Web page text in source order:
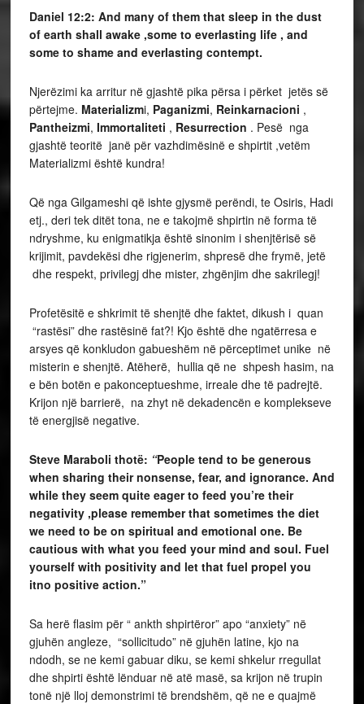
Daniel 12:2: And many of them that sleep in the dust
of earth shall awake ,some to everlasting life , and
some to shame and everlasting contempt.
Njerëzimi ka arritur në gjashtë pika përsa i përket jetës së
përtejme. Materializmi, Paganizmi, Reinkarnacioni ,
Pantheizmi, Immortaliteti , Resurrection . Pesë nga
gjashtë teoritë janë për vazhdimësinë e shpirtit ,vetëm
Materializmi është kundra!
Që nga Gilgameshi që ishte gjysmë perëndi, te Osiris, Hadi
etj., deri tek ditët tona, ne e takojmë shpirtin në forma të
ndryshme, ku enigmatikja është sinonim i shenjtërisë së
krijimit, pavdekësi dhe rigjenerim, shpresë dhe frymë, jetë
dhe respekt, privilegj dhe mister, zhgënjim dhe sakrilegj!
Profetësitë e shkrimit të shenjtë dhe faktet, dikush i quan
“rastësi” dhe rastësinë fat?! Kjo është dhe ngatërresa e
arsyes që konkludon gabueshëm në përceptimet unike në
misterin e shenjtë. Atëherë, hullia që ne shpesh hasim, na
e bën botën e pakonceptueshme, irreale dhe të padrejtë.
Krijon një barrierë, na zhyt në dekadencën e komplekseve
të energjisë negative.
Steve Maraboli thotë: “People tend to be generous
when sharing their nonsense, fear, and ignorance. And
while they seem quite eager to feed you’re their
negativity ,please remember that sometimes the diet
we need to be on spiritual and emotional one. Be
cautious with what you feed your mind and soul. Fuel
yourself with positivity and let that fuel propel you
itno positive action.”
Sa herë flasim për “ ankth shpirtëror” apo “anxiety” në
gjuhën angleze, “sollicitudo” në gjuhën latine, kjo na
ndodh, se ne kemi gabuar diku, se kemi shkelur rregullat
dhe shpirti është lënduar në atë masë, sa krijon në trupin
tonë një lloj demonstrimi të brendshëm, që ne e quajmë